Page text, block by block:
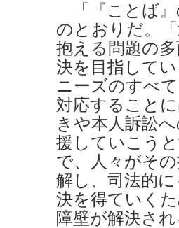
「『ことば』
のとおりだ。
抱える問題の
決を目指して
ニーズのすべ
対応すること
きや本人訴訟
援していこう
で、人々がそ
解し、司法的
決を得ていく
障壁が解決され